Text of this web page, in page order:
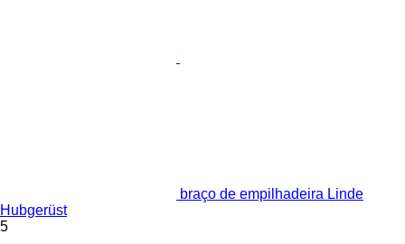
braço de empilhadeira Linde
Hubgerüst
5